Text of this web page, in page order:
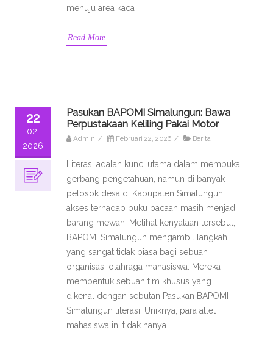
menuju area kaca
Read More
22
02,
2026
Pasukan BAPOMI Simalungun: Bawa
Perpustakaan Keliling Pakai Motor
Admin / Februari 22, 2026 / Berita
Literasi adalah kunci utama dalam membuka
gerbang pengetahuan, namun di banyak
pelosok desa di Kabupaten Simalungun,
akses terhadap buku bacaan masih menjadi
barang mewah. Melihat kenyataan tersebut,
BAPOMI Simalungun mengambil langkah
yang sangat tidak biasa bagi sebuah
organisasi olahraga mahasiswa. Mereka
membentuk sebuah tim khusus yang
dikenal dengan sebutan Pasukan BAPOMI
Simalungun literasi. Uniknya, para atlet
mahasiswa ini tidak hanya